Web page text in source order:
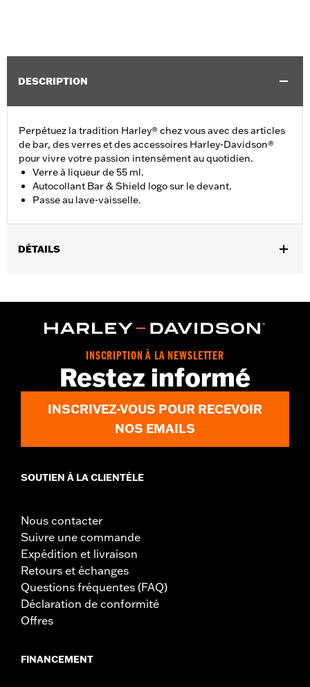
DESCRIPTION
Perpétuez la tradition Harley® chez vous avec des articles
de bar, des verres et des accessoires Harley-Davidson®
pour vivre votre passion intensément au quotidien.
Verre à liqueur de 55 ml.
Autocollant Bar & Shield logo sur le devant.
Passe au lave-vaisselle.
DÉTAILS
Numéro de style du fournisseur:HDX-98713
INSCRIPTION À LA NEWSLETTER
Restez informé
INSCRIVEZ-VOUS POUR RECEVOIR
NOS EMAILS
SOUTIEN À LA CLIENTÈLE
Nous contacter
Suivre une commande
Expédition et livraison
Retours et échanges
Questions fréquentes (FAQ)
Déclaration de conformité
Offres
FINANCEMENT